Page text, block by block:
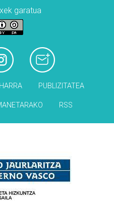
garatua
PUBLIZITATEA
RSS